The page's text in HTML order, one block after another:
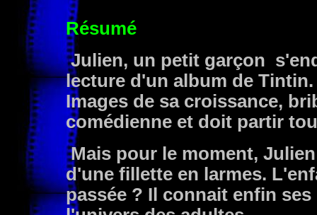
Résumé
Julien, un petit garçon
lecture d'un album de
Images de sa croissance,
comédienne et doit partir
Mais pour le moment,
d'une fillette en larmes.
passée ? Il connait enfin